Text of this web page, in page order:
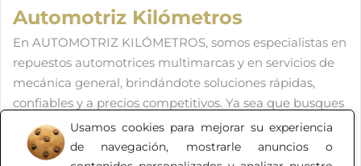
Usamos cookies para mejorar su experiencia
de navegación, mostrarle anuncios o
Automotriz Kilómetros
En AUTOMOTRIZ KILÓMETROS, somos especialistas en
repuestos automotrices multimarcas y en servicios de
mecánica general, brindándote soluciones rápidas,
confiables y a precios competitivos. Ya sea que busques
mantener tu vehículo en óptimas condiciones o
solucionar una falla específica, en nuestro almacén de